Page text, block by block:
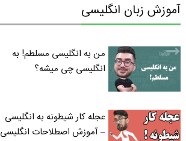
آموزش زبان انگلیسی
من به انگلیسی مسلطم! به
انگلیسی چی میشه؟
عجله کار شیطونه به انگلیسی
– آموزش اصطلاحات انگلیسی